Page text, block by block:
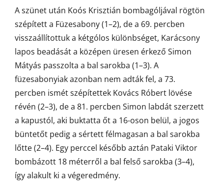
A szünet után Koós Krisztián bombagóljával rögtön
szépített a Füzesabony (1–2), de a 69. percben
visszaállítottuk a kétgólos különbséget, Karácsony
lapos beadását a középen üresen érkező Simon
Mátyás passzolta a bal sarokba (1–3). A
füzesabonyiak azonban nem adták fel, a 73.
percben ismét szépítettek Kovács Róbert lövése
révén (2–3), de a 81. percben Simon labdát szerzett
a kapustól, aki buktatta őt a 16-oson belül, a jogos
büntetőt pedig a sértett félmagasan a bal sarokba
lőtte (2–4). Egy perccel később aztán Pataki Viktor
bombázott 18 méterről a bal felső sarokba (3–4),
így alakult ki a végeredmény.